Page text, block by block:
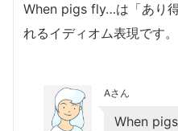
When pigs fly…は「あり
れるイディオム表現です。
Aさん
When